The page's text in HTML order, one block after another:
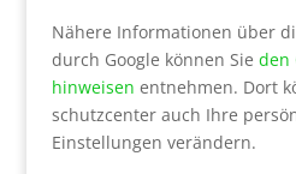
Nähe­re Infor­ma­tio­nen über
durch Goog­le kön­nen Sie den
hin­wei­sen ent­neh­men. Dort
schutz­cen­ter auch Ihre
Ein­stel­lun­gen ver­än­dern.